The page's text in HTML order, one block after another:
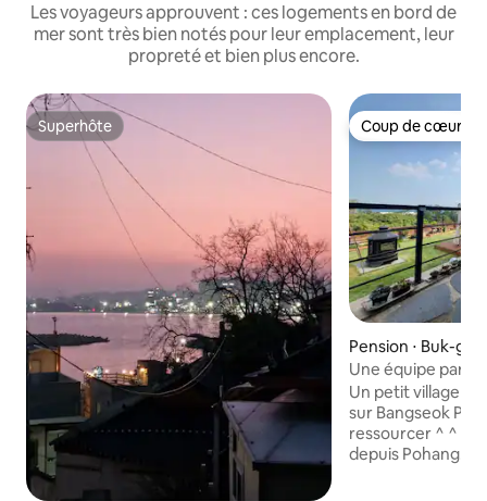
Les voyageurs approuvent : ces logements en bord de
mer sont très bien notés pour leur emplacement, leur
propreté et bien plus encore.
Superhôte
Superhôte Coup de cœur
Coup de cœur
Pension ⋅ Buk-gu
Une équipe par
à la mer ~ Avec
House (vue sur
Un petit village
sur Bangseok
ressourcer ^ ^ * Direction Yeongdeok
depuis Pohang. Il